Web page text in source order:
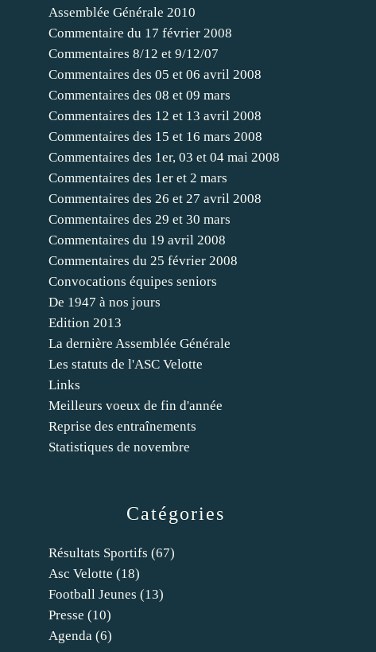
Catégories
Résultats Sportifs (67)
Asc Velotte (18)
Football Jeunes (13)
Presse (10)
Agenda (6)
Assemblée Générale 2010
Commentaire du 17 février 2008
Commentaires 8/12 et 9/12/07
Commentaires des 05 et 06 avril 2008
Commentaires des 08 et 09 mars
Commentaires des 12 et 13 avril 2008
Commentaires des 15 et 16 mars 2008
Commentaires des 1er, 03 et 04 mai 2008
Commentaires des 1er et 2 mars
Commentaires des 26 et 27 avril 2008
Commentaires des 29 et 30 mars
Commentaires du 19 avril 2008
Commentaires du 25 février 2008
Convocations équipes seniors
De 1947 à nos jours
Edition 2013
La dernière Assemblée Générale
Les statuts de l'ASC Velotte
Links
Meilleurs voeux de fin d'année
Reprise des entraînements
Statistiques de novembre